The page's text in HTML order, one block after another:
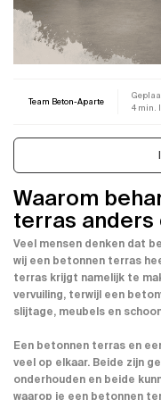
Team Beton-Aparte
4 min.
Waarom
terras anders
Veel mensen denken dat
wij een betonnen terras
terras krijgt namelijk te
vervuiling, terwijl een
slijtage, meubels en
Een betonnen terras en
veel op elkaar. Beide zijn
onderhouden en beide
waarop je een betonnen